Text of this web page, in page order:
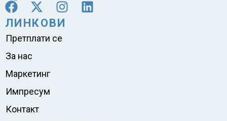
ЛИНКОВИ
Претплати се
За нас
Маркетинг
Импресум
Контакт